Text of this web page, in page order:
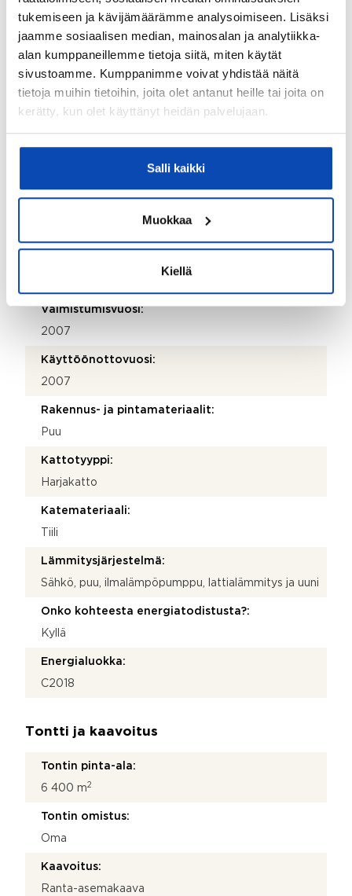
tukemiseen ja kävijämäärämme analysoimiseen. Lisäksi
jaamme sosiaalisen median, mainosalan ja analytiikka-
alan kumppaneillemme tietoja siitä, miten käytät
sivustoamme. Kumppanimme voivat yhdistää näitä
tietoja muihin tietoihin, joita olet antanut heille tai joita on
kerätty, kun olet käyttänyt heidän palvelujaan.
Salli kaikki
Muokkaa
Kiellä
Kohteessa on satelliittiantenni:
Taloyhtiössä on antenni:
Kyllä
Valmistumisvuosi:
2007
Käyttöönottovuosi:
2007
Rakennus- ja pintamateriaalit:
Puu
Kattotyyppi:
Harjakatto
Katemateriaali:
Tiili
Lämmitysjärjestelmä:
Sähkö, puu, ilmalämpöpumppu, lattialämmitys ja uuni
Onko kohteesta energiatodistusta?:
Kyllä
Energialuokka:
C2018
Tontti ja kaavoitus
Tontin pinta-ala:
6 400 m2
Tontin omistus:
Oma
Kaavoitus:
Ranta-asemakaava